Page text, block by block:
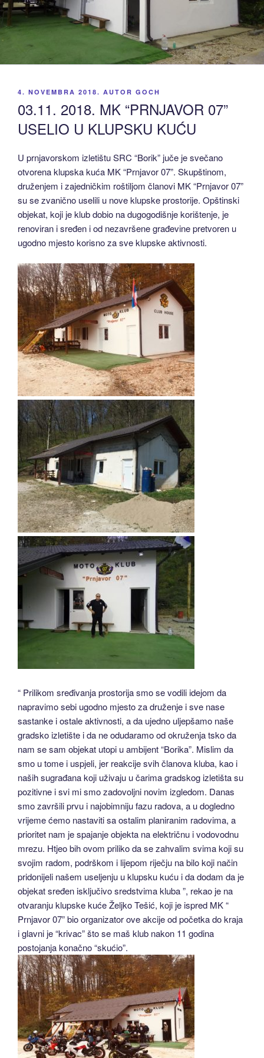
OBJAVLJENO
4. NOVEMBRA 2018. AUTOR GOCH
03.11. 2018. MK “PRNJAVOR 07”
USELIO U KLUPSKU KUĆU
U prnjavorskom izletištu SRC “Borik” juče je svečano
otvorena klupska kuća MK “Prnjavor 07”. Skupštinom,
druženjem i zajedničkim roštiljom članovi MK “Prnjavor 07”
su se zvanično uselili u nove klupske prostorije. Opštinski
objekat, koji je klub dobio na dugogodišnje korištenje, je
renoviran i sređen i od nezavršene građevine pretvoren u
ugodno mjesto korisno za sve klupske aktivnosti.
“ Prilikom sređivanja prostorija smo se vodili idejom da
napravimo sebi ugodno mjesto za druženje i sve nase
sastanke i ostale aktivnosti, a da ujedno uljepšamo naše
gradsko izletište i da ne odudaramo od okruženja tsko da
nam se sam objekat utopi u ambijent “Borika”. Mislim da
smo u tome i uspjeli, jer reakcije svih članova kluba, kao i
naših sugrađana koji uživaju u čarima gradskog izletišta su
pozitivne i svi mi smo zadovoljni novim izgledom. Danas
smo završili prvu i najobimniju fazu radova, a u dogledno
vrijeme ćemo nastaviti sa ostalim planiranim radovima, a
prioritet nam je spajanje objekta na električnu i vodovodnu
mrezu. Htjeo bih ovom priliko da se zahvalim svima koji su
svojim radom, podrškom i lijepom riječju na bilo koji način
pridonijeli našem useljenju u klupsku kuću i da dodam da je
objekat sređen isključivo sredstvima kluba ”, rekao je na
otvaranju klupske kuće Željko Tešić, koji je ispred MK “
Prnjavor 07” bio organizator ove akcije od početka do kraja
i glavni je “krivac” što se maš klub nakon 11 godina
postojanja konačno “skućio”.